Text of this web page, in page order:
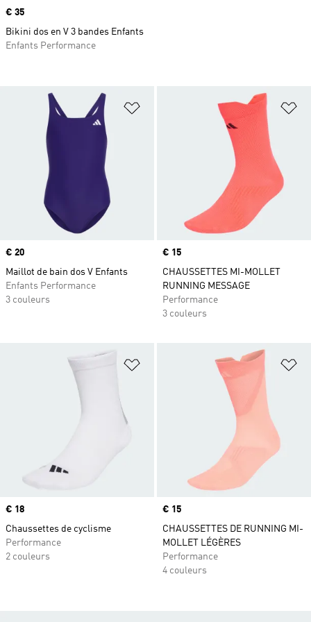
Ajouter à la Liste de produits
Prix
€ 20
Maillot de bain dos V Enfants
Enfants Performance
3 couleurs
Prix
€ 15
CHAUSSETTES MI-MOLLET
RUNNING MESSAGE
Performance
3 couleurs
Ajouter à la Liste de produits
Prix
€ 18
Chaussettes de cyclisme
Performance
2 couleurs
Prix
€ 15
CHAUSSETTES DE RUNNING MI-
MOLLET LÉGÈRES
Performance
4 couleurs
Prix
€ 35
Bikini dos en V 3 bandes Enfants
Enfants Performance